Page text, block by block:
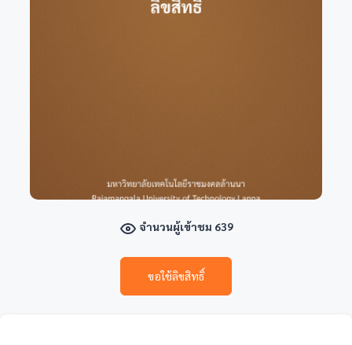
จำนวนผู้เข้าชม 639
ขอใช้ลิขสิทธิ์